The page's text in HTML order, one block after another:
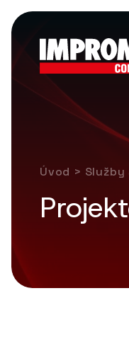
Úvod > Služby